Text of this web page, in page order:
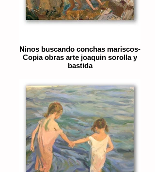
Ninos buscando conchas mariscos-
Copia obras arte joaquin sorolla y
bastida